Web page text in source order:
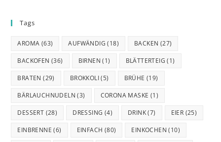
Tags
AROMA (63) AUFWÄNDIG (18) BACKEN (27)
BACKOFEN (36) BIRNEN (1) BLÄTTERTEIG (1)
BRATEN (29) BROKKOLI(5) BRÜHE (19)
BÄRLAUCHNUDELN (3) CORONA MASKE (1)
DESSERT (28) DRESSING (4) DRINK(7) EIER (25)
EINBRENNE (6) EINFACH (80) EINKOCHEN (10)